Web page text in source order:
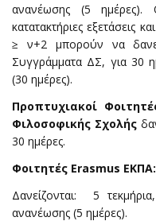
ανανέωσης (5 ημέρες).
κατατακτήριες εξετάσεις
≥ ν+2 μπορούν να
Συγγράμματα ΔΣ, για 30
(30 ημέρες).
Προπτυχιακοί
Φιλοσοφικής Σχολής
30 ημέρες.
Φοιτητές Erasmus ΕΚΠΑ:
Δανείζονται: 5
ανανέωσης (5 ημέρες).